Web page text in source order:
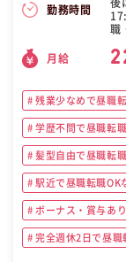
勤務時間
後
職
月給
残業少なめで昼職
学歴不問で昼職転
髪型自由で昼職転
駅近で昼職転職OK
ボーナス・賞与あ
完全週休2日で昼職